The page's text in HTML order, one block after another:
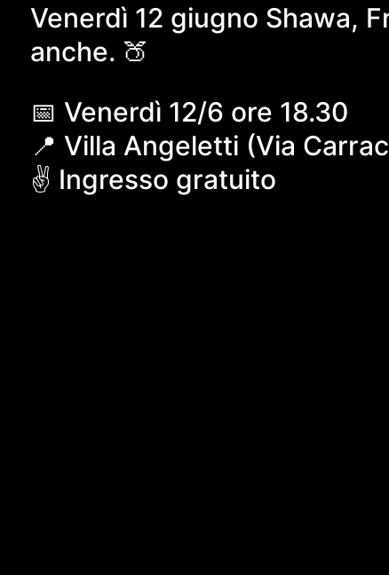
Venerdì 12 giugno Shawa,
anche. 🍑
📅 Venerdì 12/6 ore 18.30
📍 Villa Angeletti (Via
✌️ Ingresso gratuito